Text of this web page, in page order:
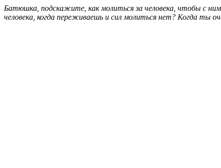
Батюшка, подскажите, как молиться за человека, чтобы с
человека, когда переживаешь и сил молиться нет? Когда ты